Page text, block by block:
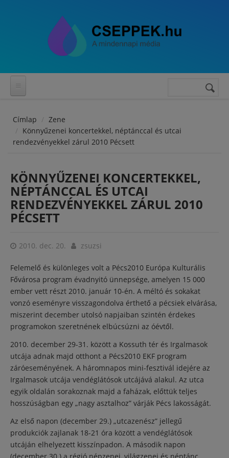
Keresés
Címlap
Zene
Könnyűzenei koncertekkel, néptánccal és utcai
rendezvényekkel zárul 2010 Pécsett
KÖNNYŰZENEI KONCERTEKKEL,
NÉPTÁNCCAL ÉS UTCAI
RENDEZVÉNYEKKEL ZÁRUL 2010
PÉCSETT
2010. dec. 20. zsuzsi
Felemelő és különleges volt a Pécs2010 Európa Kulturális
Fővárosa program évadnyitó ünnepsége, amelyen 15 000
ember vett részt 2010. január 10-én. A méltó és sokakat
vonzó eseményre visszagondolva érthető a pécsiek elvárása,
miszerint december utolsó napjaiban szintén érdekes
programokon szeretnének elbúcsúzni az óévtől.
2010. december 29-31. között a Kossuth tér és Irgalmasok
utcája adnak majd otthont a Pécs2010 EKF program
záróeseményének. A háromnapos mini-fesztivál idejére az
Irgalmasok utcája vendéglátósok utcájává alakul. Az utca
egyik oldalán sorakoznak majd a faházak, előttük teljes
hosszúságban egy „nagy asztalhoz” várják Pécs lakosságát.
Az első napon (december 29.) „utcazenész” jellegű
produkciók zajlanak 18-21 óra között a vendéglátósok
utcáján elhelyezett kisszínpadon. A második napon